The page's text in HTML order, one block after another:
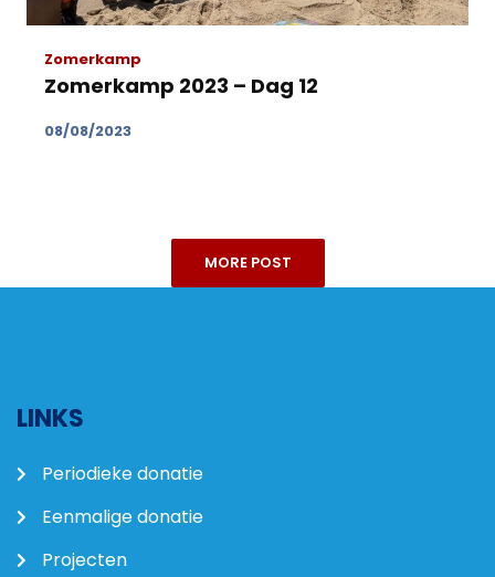
Zomerkamp
Zomerkamp 2023 – Dag 12
08/08/2023
MORE POST
LINKS
Periodieke donatie
Eenmalige donatie
Projecten